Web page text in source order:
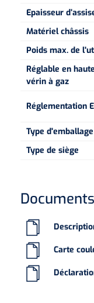
Epaisseur
Matériel châssis
Poids max. de
Réglable en
vérin à gaz
Réglementation
Type d'emballage
Type de siège
Documents
Carte